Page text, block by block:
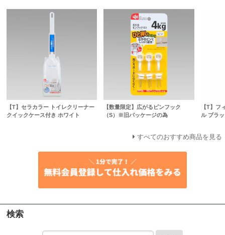
【T】セラカラー トイレクリーナー
クイックケース付き ホワイト
【数量限定】広がるピンフック
（S）※旧パッケージの為
【T】フ
ル ブラ
すべてのおすすめ商品を見る
検索